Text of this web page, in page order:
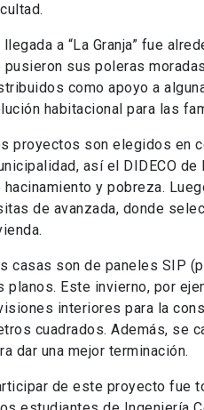
llegada a “La Granja” fue
pusieron sus poleras
como apoyo a
habitacional para las
proyectos son elegidos en
así el DIDECO
hacinamiento y pobreza.
de avanzada, donde
casas son de paneles SIP
planos. Este invierno, por
interiores para la
cuadrados. Además, se
dar una mejor terminación.
de este proyecto fue